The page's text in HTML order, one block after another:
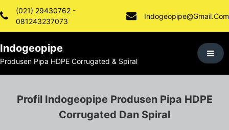
To
Content
(021) 29430762 -
081243237073
Indogeopipe@gmail.com
Indogeopipe
Produsen Pipa HDPE Corrugated & Spiral
Profil Indogeopipe Produsen Pipa HDPE
Corrugated Dan Spiral